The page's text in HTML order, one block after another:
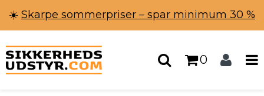
☀️ Skarpe sommerpriser – spar minimum 30 %
0